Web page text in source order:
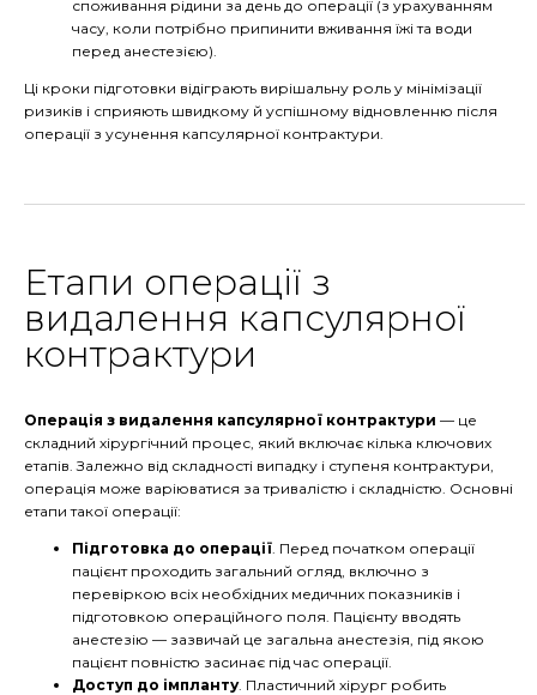
споживання рідини за день до операції (з урахуванням
часу, коли потрібно припинити вживання їжі та води
перед анестезією).
Ці кроки підготовки відіграють вирішальну роль у мінімізації
ризиків і сприяють швидкому й успішному відновленню після
операції з усунення капсулярної контрактури.
Етапи операції з
видалення капсулярної
контрактури
Операція з видалення капсулярної контрактури — це
складний хірургічний процес, який включає кілька ключових
етапів. Залежно від складності випадку і ступеня контрактури,
операція може варіюватися за тривалістю і складністю. Основні
етапи такої операції:
Підготовка до операції . Перед початком операції
пацієнт проходить загальний огляд, включно з
перевіркою всіх необхідних медичних показників і
підготовкою операційного поля. Пацієнту вводять
анестезію — зазвичай це загальна анестезія, під якою
пацієнт повністю засинає під час операції.
Доступ до імпланту. Пластичний хірург робить